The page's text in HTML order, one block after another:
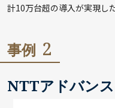
計10万台超の導入が実現し
事例 2
NTTアドバン